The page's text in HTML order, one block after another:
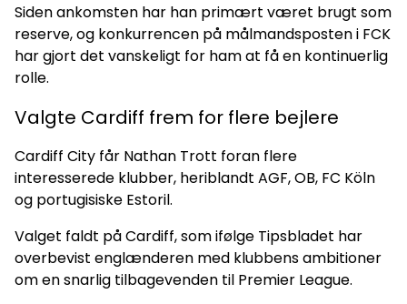
Siden ankomsten har han primært været brugt som
reserve, og konkurrencen på målmandsposten i FCK
har gjort det vanskeligt for ham at få en kontinuerlig
rolle.
Valgte Cardiff frem for flere bejlere
Cardiff City får Nathan Trott foran flere
interesserede klubber, heriblandt AGF, OB, FC Köln
og portugisiske Estoril.
Valget faldt på Cardiff, som ifølge Tipsbladet har
overbevist englænderen med klubbens ambitioner
om en snarlig tilbagevenden til Premier League.